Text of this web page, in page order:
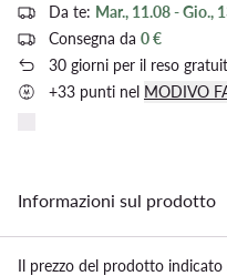
Da te: Mar., 11.08 - Gio.,
Consegna da 0 €
30 giorni per il reso
+33 punti nel MODIVO
Informazioni sul prodotto
Il prezzo del prodotto